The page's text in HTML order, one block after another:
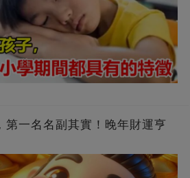
第一名名副其實！晚年財運亨